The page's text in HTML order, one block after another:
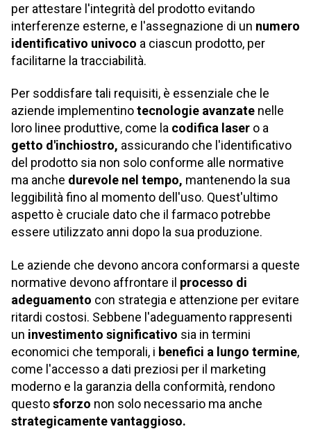
per attestare l'integrità del prodotto evitando
interferenze esterne, e l'assegnazione di un numero
identificativo univoco a ciascun prodotto, per
facilitarne la tracciabilità.
Per soddisfare tali requisiti, è essenziale che le
aziende implementinotecnologie avanzate nelle
loro linee produttive, come la codifica laser o a
getto d'inchiostro, assicurando che l'identificativo
del prodotto sia non solo conforme alle normative
ma anche durevole nel tempo, mantenendo la sua
leggibilità fino al momento dell'uso. Quest'ultimo
aspetto è cruciale dato che il farmaco potrebbe
essere utilizzato anni dopo la sua produzione.
Le aziende che devono ancora conformarsi a queste
normative devono affrontare il processo di
adeguamento con strategia e attenzione per evitare
ritardi costosi. Sebbene l'adeguamento rappresenti
un investimento significativo sia in termini
economici che temporali, i benefici a lungo termine,
come l'accesso a dati preziosi per il marketing
moderno e la garanzia della conformità, rendono
questosforzo non solo necessario ma anche
strategicamente vantaggioso.